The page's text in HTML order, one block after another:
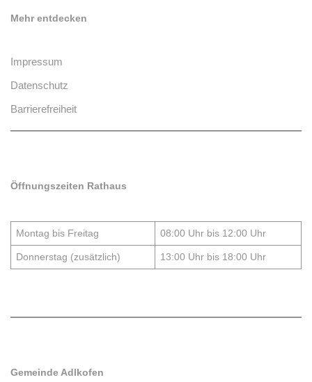
Mehr entdecken
Impressum
Datenschutz
Barrierefreiheit
Öffnungszeiten Rathaus
Montag bis Freitag 08:00 Uhr bis 12:00 Uhr
Donnerstag (zusätzlich) 13:00 Uhr bis 18:00 Uhr
Gemeinde Adlkofen